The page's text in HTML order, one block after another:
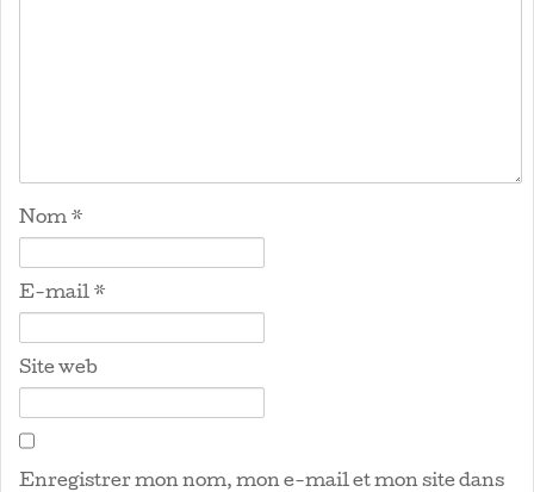
Nom *
E-mail *
Site web
Enregistrer mon nom, mon e-mail et mon site dans